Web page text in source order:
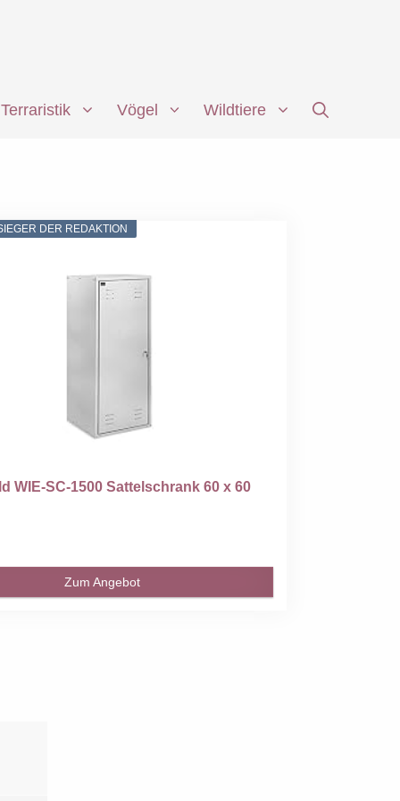
Terraristik Vögel Wildtiere
DER REDAKTION
WIE-SC-1500 Sattelschrank 60 x 60
Zum Angebot